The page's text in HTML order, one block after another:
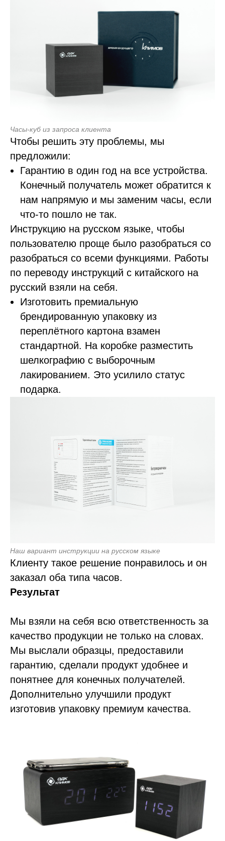
Часы-куб из запроса клиента
Чтобы решить эту проблемы, мы
предложили:
Гарантию в один год на все устройства.
Конечный получатель может обратится к
нам напрямую и мы заменим часы, если
что-то пошло не так.
Инструкцию на русском языке, чтобы
пользователю проще было разобраться со
разобраться со всеми функциями. Работы
по переводу инструкций с китайского на
русский взяли на себя.
Изготовить премиальную
брендированную упаковку из
переплётного картона взамен
стандартной. На коробке разместить
шелкографию с выборочным
лакированием. Это усилило статус
подарка.
Наш вариант инструкции на русском языке
Клиенту такое решение понравилось и он
заказал оба типа часов.
Результат
Мы взяли на себя всю ответственность за
качество продукции не только на словах.
Мы выслали образцы, предоставили
гарантию, сделали продукт удобнее и
понятнее для конечных получателей.
Дополнительно улучшили продукт
изготовив упаковку премиум качества.